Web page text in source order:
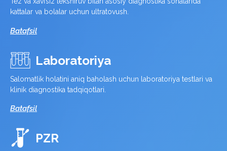
kattalar va bolalar uchun ultratovush.
Batafsil
Laboratoriya
Salomatlik holatini aniq baholash uchun laboratoriya testlari va
klinik diagnostika tadqiqotlari.
Batafsil
PZR